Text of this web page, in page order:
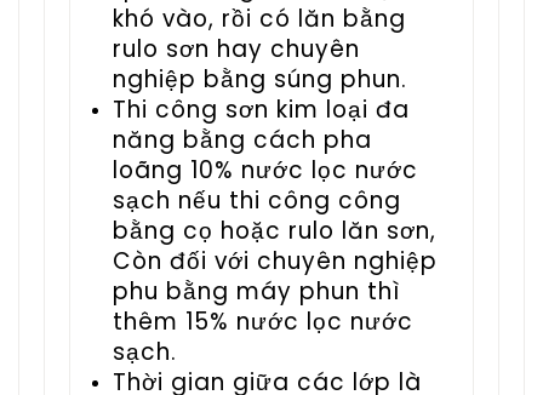
khó vào, rồi có lăn bằng
rulo sơn hay chuyên
nghiệp bằng súng phun.
Thi công sơn kim loại đa
năng bằng cách pha
loãng 10% nước lọc nước
sạch nếu thi công công
bằng cọ hoặc rulo lăn sơn,
Còn đối với chuyên nghiệp
phu bằng máy phun thì
thêm 15% nước lọc nước
sạch.
Thời gian giữa các lớp là